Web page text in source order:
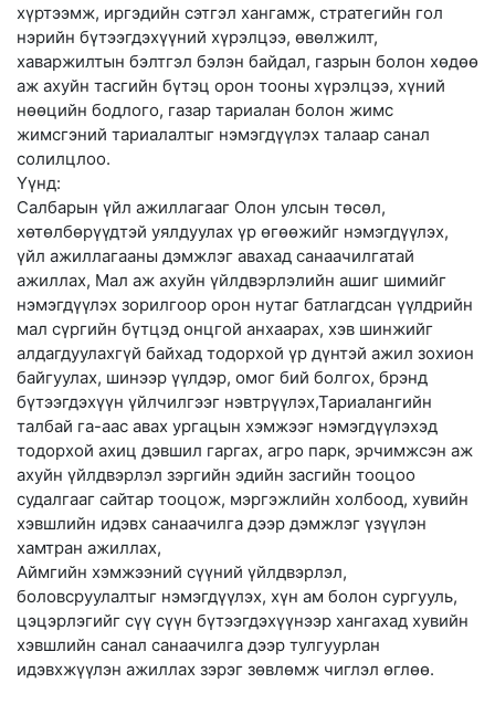
хүртээмж, иргэдийн сэтгэл хангамж, стратегийн гол
нэрийн бүтээгдэхүүний хүрэлцээ, өвөлжилт,
хаваржилтын бэлтгэл бэлэн байдал, газрын болон хөдөө
аж ахуйн тасгийн бүтэц орон тооны хүрэлцээ, хүний
нөөцийн бодлого, газар тариалан болон жимс
жимсгэний тариалалтыг нэмэгдүүлэх талаар санал
солилцлоо.
Үүнд:
Салбарын үйл ажиллагааг Олон улсын төсөл,
хөтөлбөрүүдтэй уялдуулах үр өгөөжийг нэмэгдүүлэх,
үйл ажиллагааны дэмжлэг авахад санаачилгатай
ажиллах, Мал аж ахуйн үйлдвэрлэлийн ашиг шимийг
нэмэгдүүлэх зорилгоор орон нутаг батлагдсан үүлдрийн
мал сүргийн бүтцэд онцгой анхаарах, хэв шинжийг
алдагдуулахгүй байхад тодорхой үр дүнтэй ажил зохион
байгуулах, шинээр үүлдэр, омог бий болгох, брэнд
бүтээгдэхүүн үйлчилгээг нэвтрүүлэх,Тариалангийн
талбай га-аас авах ургацын хэмжээг нэмэгдүүлэхэд
тодорхой ахиц дэвшил гаргах, агро парк, эрчимжсэн аж
ахуйн үйлдвэрлэл зэргийн эдийн засгийн тооцоо
судалгааг сайтар тооцож, мэргэжлийн холбоод, хувийн
хэвшлийн идэвх санаачилга дээр дэмжлэг үзүүлэн
хамтран ажиллах,
Аймгийн хэмжээний сүүний үйлдвэрлэл,
боловсруулалтыг нэмэгдүүлэх, хүн ам болон сургууль,
цэцэрлэгийг сүү сүүн бүтээгдэхүүнээр хангахад хувийн
хэвшлийн санал санаачилга дээр тулгуурлан
идэвхжүүлэн ажиллах зэрэг зөвлөмж чиглэл өглөө.